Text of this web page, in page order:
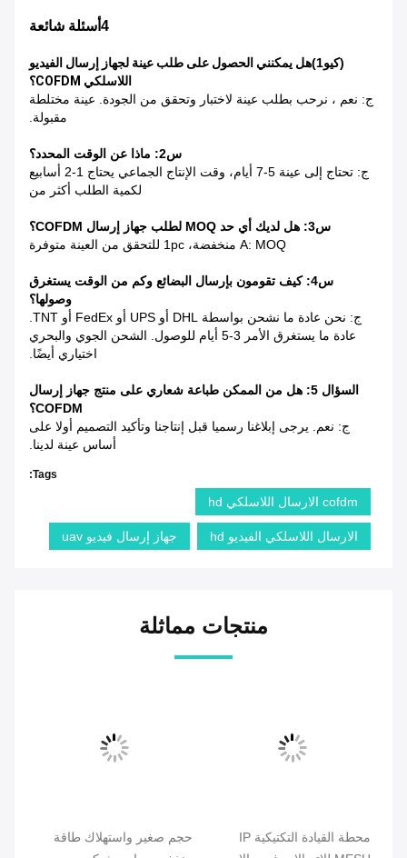
4أسئلة شائعة
(كيو1)
هل يمكنني الحصول على طلب عينة لجهاز إرسال الفيديو
اللاسلكي COFDM؟
ج: نعم ، نرحب بطلب عينة لاختبار وتحقق من الجودة. عينة مختلطة
مقبولة.
س2: ماذا عن الوقت المحدد؟
ج: تحتاج إلى عينة 5-7 أيام، وقت الإنتاج الجماعي يحتاج 1-2 أسابيع
لكمية الطلب أكثر من
س3: هل لديك أي حد MOQ لطلب جهاز إرسال COFDM؟
A: MOQ منخفضة، 1pc للتحقق من العينة متوفرة
س4: كيف تقومون بإرسال البضائع وكم من الوقت يستغرق
وصولها؟
ج: نحن عادة ما نشحن بواسطة DHL أو UPS أو FedEx أو TNT.
عادة ما يستغرق الأمر 3-5 أيام للوصول. الشحن الجوي والبحري
اختياري أيضًا.
السؤال 5: هل من الممكن طباعة شعاري على منتج جهاز إرسال
COFDM؟
ج: نعم. يرجى إبلاغنا رسميا قبل إنتاجنا وتأكيد التصميم أولا على
أساس عينة لدينا.
Tags:
cofdm الارسال اللاسلكي hd
الارسال اللاسلكي الفيديو hd جهاز إرسال فيديو uav
منتجات مماثلة
محطة القيادة التكتيكية IP
حجم صغير واستهلاك طاقة